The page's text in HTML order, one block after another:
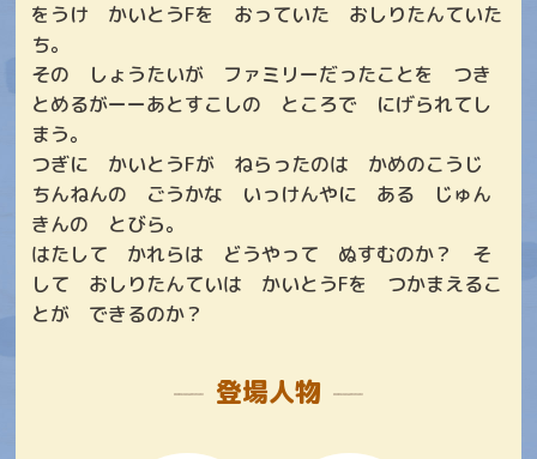
をうけ かいとうFを おっていた おしりたんていた
ち。
その しょうたいが ファミリーだったことを つき
とめるがーーあとすこしの ところで にげられてし
まう。
つぎに かいとうFが ねらったのは かめのこうじ
ちんねんの ごうかな いっけんやに ある じゅん
きんの とびら。
はたして かれらは どうやって ぬすむのか？ そ
して おしりたんていは かいとうFを つかまえるこ
とが できるのか？
登場人物